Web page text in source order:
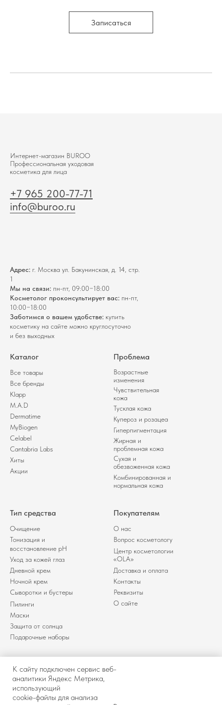
Записаться
Адрес: г. Москва ул. Бакунинская, д. 14, стр.
1
Мы на связи: пн-пт, 09:00−18:00
Косметолог проконсультирует вас: пн-пт,
10:00−18:00
Заботимся о вашем удобстве: купить
косметику на сайте можно круглосуточно
и без выходных
О нас
Доставка и оплата
Центр косметологии
«OLA»
Вопрос косметологу
О сайте
Реквизиты
Контакты
Покупателям
Тусклая кожа
Жирная и
проблемная кожа
Комбинированная и
нормальная кожа
Сухая и
обезвоженная кожа
Гиперпигментация
Купероз и розацеа
Возрастные
изменения
Чувствительная
кожа
Проблема
Тонизация и
восстановление pH
Очищение
Уход за кожей глаз
Дневной крем
Пилинги
Маски
Подарочные наборы
Защита от солнца
Ночной крем
Сыворотки и бустеры
Договор оферты
Тип средства
Каталог
MyBiogen
Dermatime
Хиты
Акции
Cantabria Labs
Celabel
M.A.D
Klapp
+7 965 200-77-71
info@buroo.ru
Все товары
Все бренды
Интернет-магазин BUROО
Профессиональная уходовая
косметика для лица
К сайту подключен сервис веб-
аналитики Яндекс Метрика,
использующий
cookie-файлы для анализа